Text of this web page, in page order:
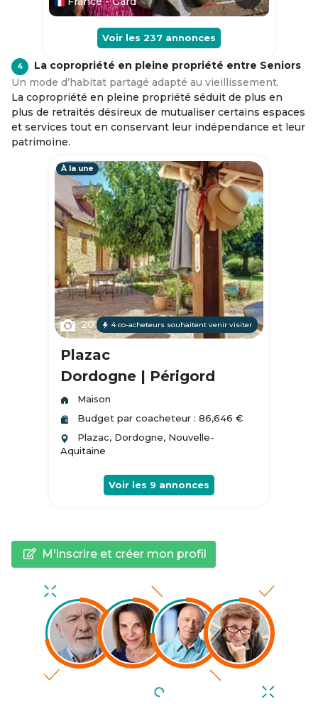
Voir les 237 annonces
4
La copropriété en pleine propriété entre Seniors
Un mode d’habitat partagé adapté au vieillissement.
La copropriété en pleine propriété séduit de plus en
plus de retraités désireux de mutualiser certains espaces
et services tout en conservant leur indépendance et leur
patrimoine.
À la une
20 4 co-acheteurs souhaitent venir visiter
Plazac
Dordogne | Périgord
Maison
Budget par coacheteur : 86,646 €
Plazac, Dordogne, Nouvelle-
Aquitaine
Voir les 9 annonces
M'inscrire et créer mon profil